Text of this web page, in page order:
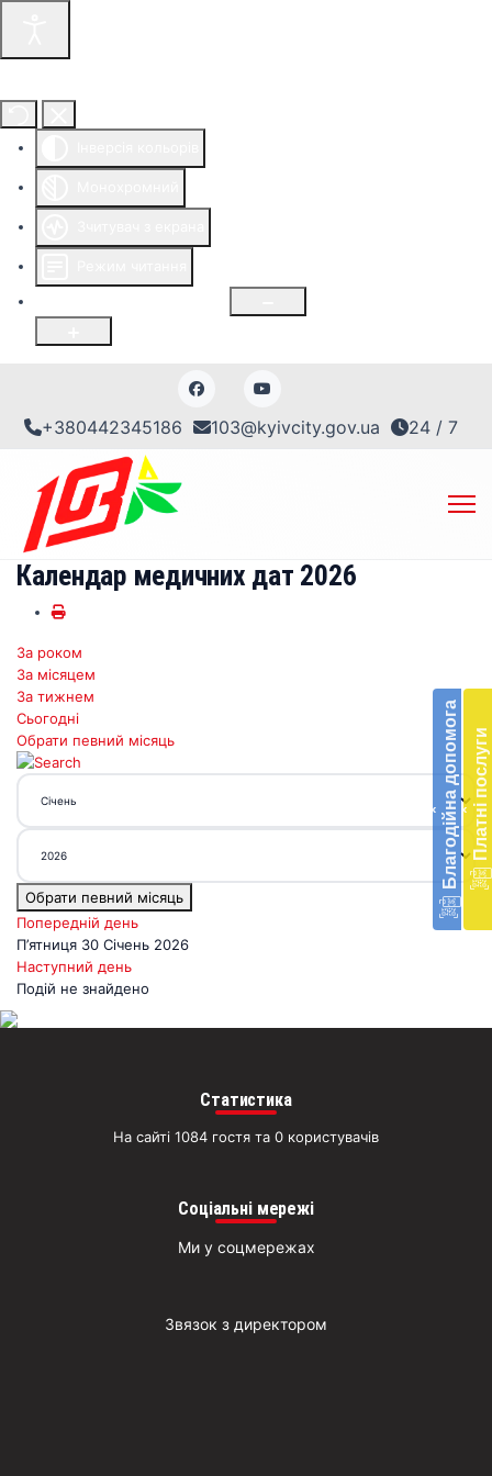
+380442345186 103@kyivcity.gov.ua 24 / 7
‹ Благодійна допомогав
‹ Платні послуги
Календар медичних дат 2026
За роком
За місяцем
За тижнем
Сьогодні
Обрати певний місяць
Обрати певний місяць
Попередній день
П’ятниця 30 Січень 2026
Наступний день
Подій не знайдено
Статистика
На сайті 1084 гостя та 0 користувачів
Соціальні мережі
Ми у соцмережах
Звязок з директором